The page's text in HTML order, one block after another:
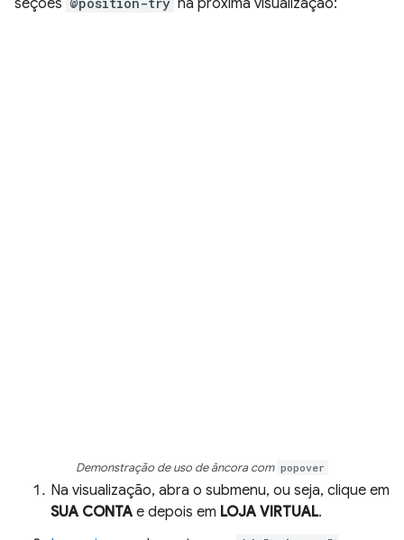
Demonstração de uso de âncora com popover
Na visualização, abra o submenu, ou seja, clique em
SUA CONTA e depois em LOJA VIRTUAL.